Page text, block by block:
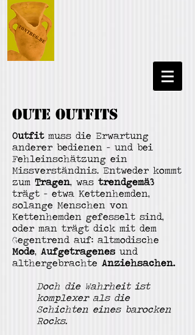
oute outfitS
Outfitmuss die Erwartung
anderer bedienen - und bei
Fehleinschätzung ein
Missverständnis. Entweder kommt
zum Tragen, was trendgemäß
trägt - etwa Kettenhemden,
solange Menschen von
Kettenhemden gefesselt sind,
oder man trägt dick mit dem
Gegentrend auf: altmodische
Mode, Aufgetragenes und
althergebrachte Anziehsachen.
Doch die Wahrheit ist
komplexer als die
Schichten eines barocken
Rocks.